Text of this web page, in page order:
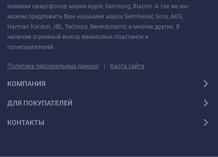
новинки смартфонов марок Apple, Samsung, Xiaomi. А так же мы
можем предложить Вам наушники марок Sennheiser, Sony, AKG,
Harman Kardon, JBL, Technics, Beyerdynamic и многих других. В
наличии огромный выбор виниловых пластинок и
проигрывателей.
Политика персональных данных | Карта сайта
КОМПАНИЯ
ДЛЯ ПОКУПАТЕЛЕЙ
КОНТАКТЫ